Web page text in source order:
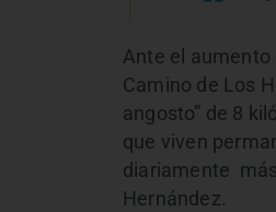
Ante el
Camino de Los
angosto” de 8
que viven
diariamente
Hernández.